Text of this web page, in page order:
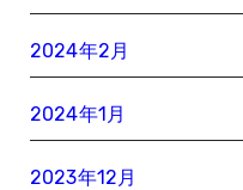
2024年2月
2024年1月
2023年12月